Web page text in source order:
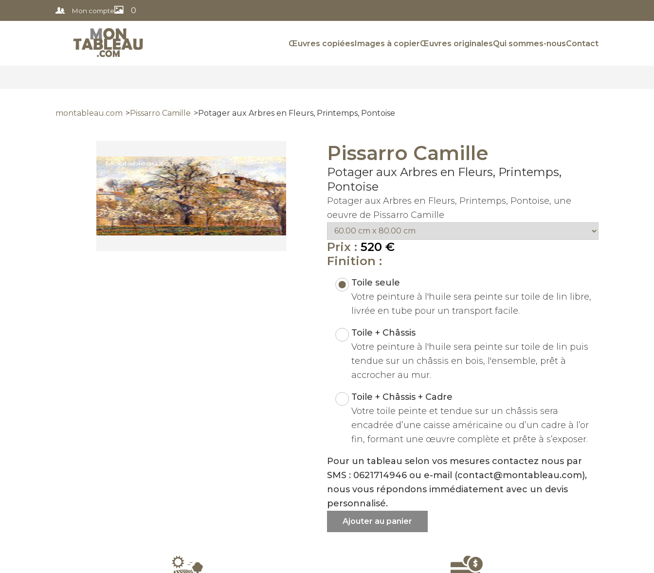
Mon compte 0
Œuvres copiéesImages à copierŒuvres originalesQui sommes-nousContact
montableau.com Pissarro Camille Potager aux Arbres en Fleurs, Printemps, Pontoise
Pissarro Camille
Potager aux Arbres en Fleurs, Printemps,
Pontoise
Potager aux Arbres en Fleurs, Printemps, Pontoise, une
oeuvre de Pissarro Camille
Prix : 520 €
Finition :
Toile seule
Votre peinture à l'huile sera peinte sur toile de lin libre,
livrée en tube pour un transport facile.
Toile + Châssis
Votre peinture à l'huile sera peinte sur toile de lin puis
tendue sur un châssis en bois, l'ensemble, prêt à
accrocher au mur.
Toile + Châssis + Cadre
Votre toile peinte et tendue sur un châssis sera
encadrée d’une caisse américaine ou d’un cadre à l’or
fin, formant une œuvre complète et prête à s’exposer.
Pour un tableau selon vos mesures contactez nous par
SMS : 0621714946 ou e-mail (contact@montableau.com),
nous vous répondons immédiatement avec un devis
personnalisé.
Ajouter au panier